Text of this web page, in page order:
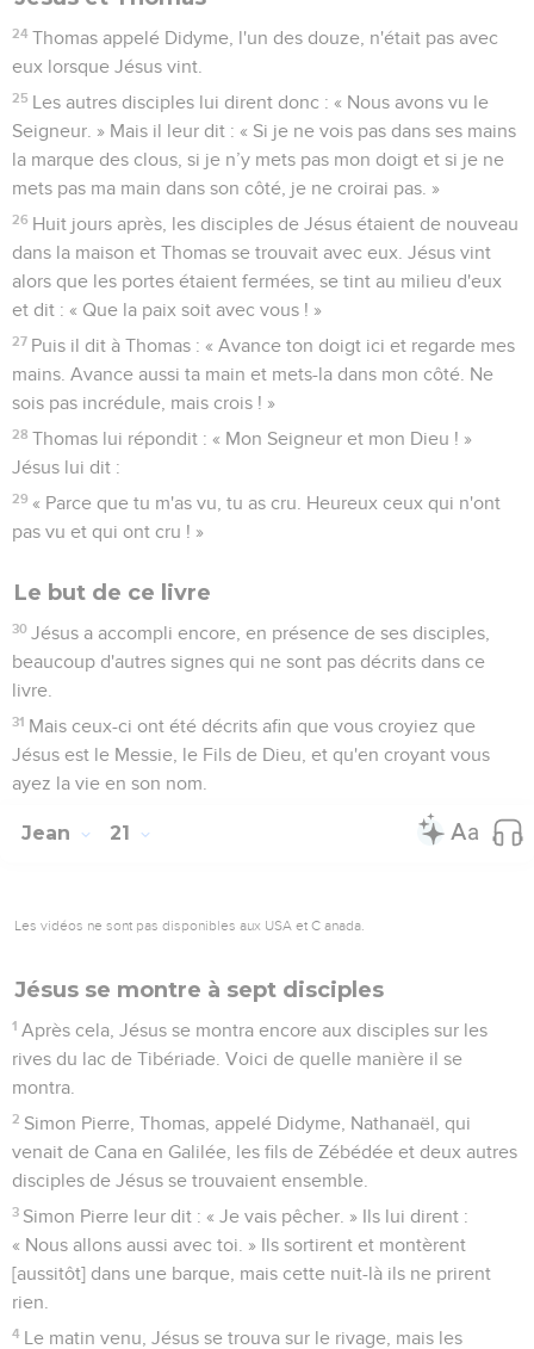
24 Thomas appelé Didyme, l'un des douze, n'était pas avec
eux lorsque Jésus vint.
25 Les autres disciples lui dirent donc : « Nous avons vu le
Seigneur. » Mais il leur dit : « Si je ne vois pas dans ses mains
la marque des clous, si je n’y mets pas mon doigt et si je ne
mets pas ma main dans son côté, je ne croirai pas. »
26 Huit jours après, les disciples de Jésus étaient de nouveau
dans la maison et Thomas se trouvait avec eux. Jésus vint
alors que les portes étaient fermées, se tint au milieu d'eux
et dit : « Que la paix soit avec vous ! »
27 Puis il dit à Thomas : « Avance ton doigt ici et regarde mes
mains. Avance aussi ta main et mets-la dans mon côté. Ne
sois pas incrédule, mais crois ! »
28 Thomas lui répondit : « Mon Seigneur et mon Dieu ! »
Jésus lui dit :
29 « Parce que tu m'as vu, tu as cru. Heureux ceux qui n'ont
pas vu et qui ont cru ! »
Le but de ce livre
30 Jésus a accompli encore, en présence de ses disciples,
beaucoup d'autres signes qui ne sont pas décrits dans ce
livre.
31 Mais ceux-ci ont été décrits afin que vous croyiez que
Jésus est le Messie, le Fils de Dieu, et qu'en croyant vous
ayez la vie en son nom.
Jean 21
Les vidéos ne sont pas disponibles aux USA et C anada.
Jésus se montre à sept disciples
1 Après cela, Jésus se montra encore aux disciples sur les
rives du lac de Tibériade. Voici de quelle manière il se
montra.
2 Simon Pierre, Thomas, appelé Didyme, Nathanaël, qui
venait de Cana en Galilée, les fils de Zébédée et deux autres
disciples de Jésus se trouvaient ensemble.
3 Simon Pierre leur dit : « Je vais pêcher. » Ils lui dirent :
« Nous allons aussi avec toi. » Ils sortirent et montèrent
[aussitôt] dans une barque, mais cette nuit-là ils ne prirent
rien.
4 Le matin venu, Jésus se trouva sur le rivage, mais les